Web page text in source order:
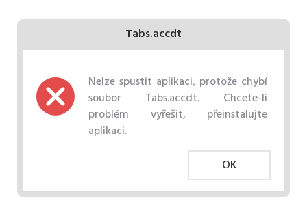
Tabs.accdt
Nelze spustit aplikaci, protože chybí
soubor Tabs.accdt. Chcete-li
problém vyřešit, přeinstalujte
aplikaci.
OK